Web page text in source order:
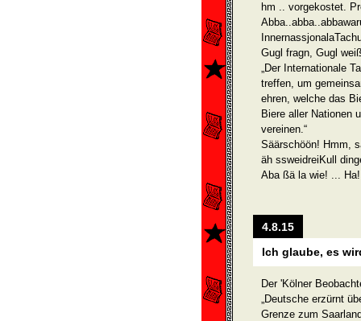
hm .. vorgekostet.
Gugl fragn, Gugl
„Der Internationale
treffen, um
ehren, welche das
Biere aller Nationen
vereinen.“
Säärschöön! Hmm,
äh ssweidreiKull
Aba ßä la wie! ...
4.8.15
Ich glaube, es
Der 'Kölner
„Deutsche erzürnt
Grenze zum